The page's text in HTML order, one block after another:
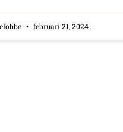
februari 21, 2024